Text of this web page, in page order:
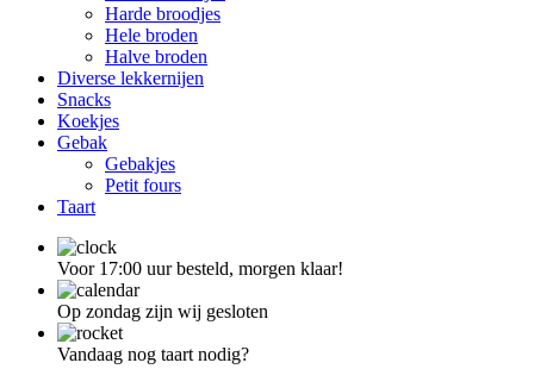
Harde broodjes
Hele broden
Halve broden
Diverse lekkernijen
Snacks
Koekjes
Gebak
Gebakjes
Petit fours
Taart
Voor 17:00 uur besteld, morgen klaar!
Op zondag zijn wij gesloten
Vandaag nog taart nodig?